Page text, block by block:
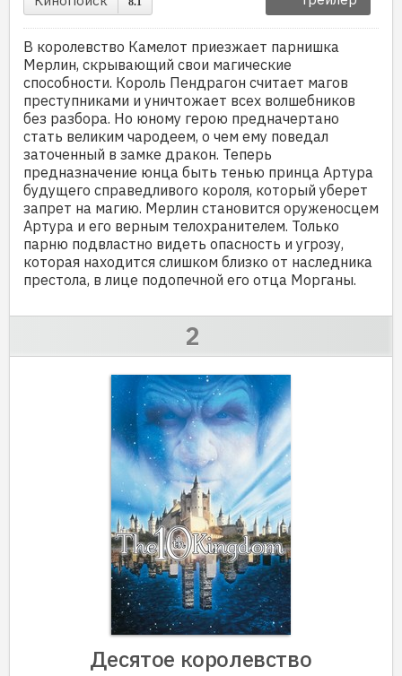
В королевство Камелот приезжает парнишка
Мерлин, скрывающий свои магические
способности. Король Пендрагон считает магов
преступниками и уничтожает всех волшебников
без разбора. Но юному герою предначертано
стать великим чародеем, о чем ему поведал
заточенный в замке дракон. Теперь
предназначение юнца быть тенью принца Артура
будущего справедливого короля, который уберет
запрет на магию. Мерлин становится оруженосцем
Артура и его верным телохранителем. Только
парню подвластно видеть опасность и угрозу,
которая находится слишком близко от наследника
престола, в лице подопечной его отца Морганы.
Десятое королевство